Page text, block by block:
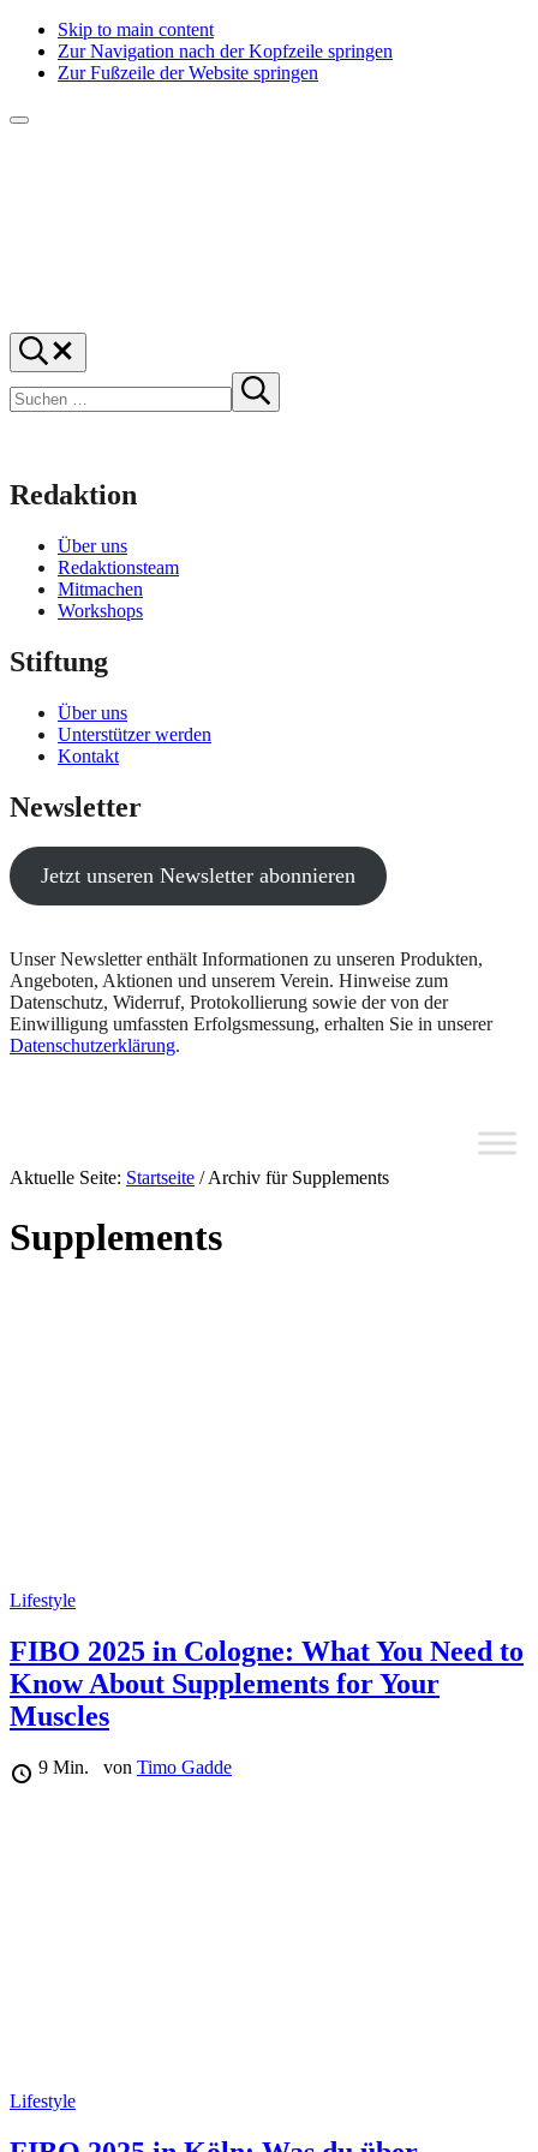
Skip to main content
Zur Navigation nach der Kopfzeile springen
Zur Fußzeile der Website springen
Menü
f1rstlife
Und
was
denkst
du?
Suchen
…
Suche
starten
Redaktion
Über uns
Redaktionsteam
Mitmachen
Workshops
Stiftung
Über uns
Unterstützer werden
Kontakt
Newsletter
Jetzt unseren Newsletter abonnieren
Unser Newsletter enthält Informationen zu unseren Produkten,
Angeboten, Aktionen und unserem Verein. Hinweise zum
Datenschutz, Widerruf, Protokollierung sowie der von der
Einwilligung umfassten Erfolgsmessung, erhalten Sie in unserer
Datenschutzerklärung.
Aktuelle Seite: Startseite /Archiv für Supplements
Supplements
Lifestyle
FIBO 2025 in Cologne: What You Need to
Know About Supplements for Your
Muscles
9 Min. von Timo Gadde
Lifestyle